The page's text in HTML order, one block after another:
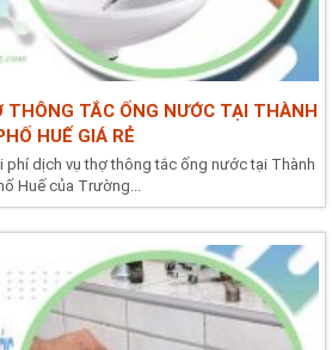
THÔNG TẮC ỐNG NƯỚC TẠI THÀNH
HUẾ GIÁ RẺ
phí dịch vụ thợ thông tắc ống nước tại Thành
Huế của Trường...